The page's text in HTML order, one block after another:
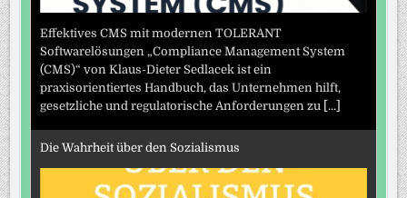
Effektives CMS mit modernen TOLERANT
Softwarelösungen „Compliance Management System
(CMS)“ von Klaus-Dieter Sedlacek ist ein
praxisorientiertes Handbuch, das Unternehmen hilft,
gesetzliche und regulatorische Anforderungen zu
[...]
Die Wahrheit über den Sozialismus